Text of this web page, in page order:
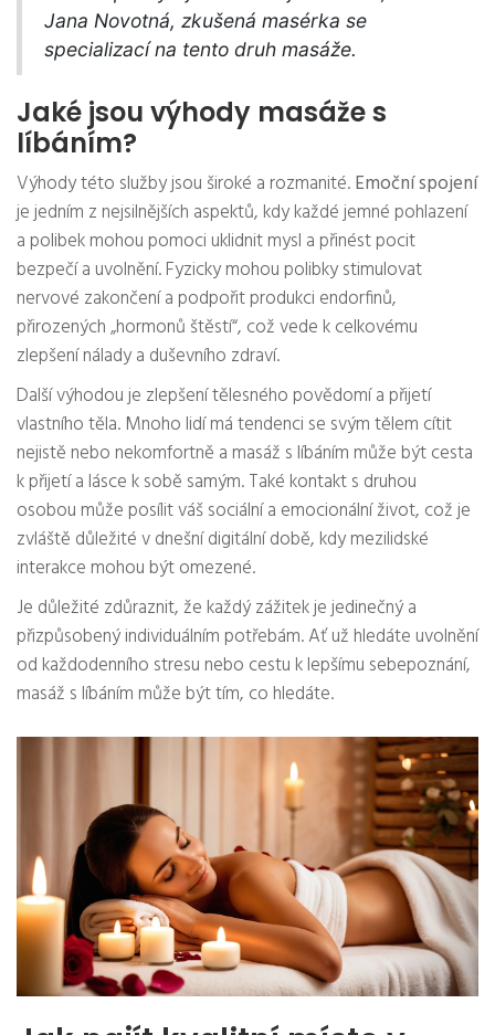
Jana Novotná, zkušená masérka se
specializací na tento druh masáže.
Jaké jsou výhody masáže s
líbáním?
Výhody této služby jsou široké a rozmanité.Emoční spojení
je jedním z nejsilnějších aspektů, kdy každé jemné pohlazení
a polibek mohou pomoci uklidnit mysl a přinést pocit
bezpečí a uvolnění. Fyzicky mohou polibky stimulovat
nervové zakončení a podpořit produkci endorfinů,
přirozených „hormonů štěstí“, což vede k celkovému
zlepšení nálady a duševního zdraví.
Další výhodou je zlepšení tělesného povědomí a přijetí
vlastního těla. Mnoho lidí má tendenci se svým tělem cítit
nejistě nebo nekomfortně a masáž s líbáním může být cesta
k přijetí a lásce k sobě samým. Také kontakt s druhou
osobou může posílit váš sociální a emocionální život, což je
zvláště důležité v dnešní digitální době, kdy mezilidské
interakce mohou být omezené.
Je důležité zdůraznit, že každý zážitek je jedinečný a
přizpůsobený individuálním potřebám. Ať už hledáte uvolnění
od každodenního stresu nebo cestu k lepšímu sebepoznání,
masáž s líbáním může být tím, co hledáte.